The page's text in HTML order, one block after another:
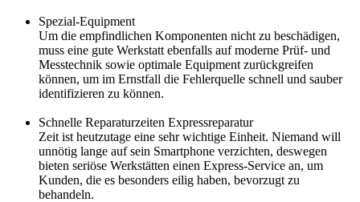
Spezial-Equipment
Um die empfindlichen Komponenten nicht zu beschädigen,
muss eine gute Werkstatt ebenfalls auf moderne Prüf- und
Messtechnik sowie optimale Equipment zurückgreifen
können, um im Ernstfall die Fehlerquelle schnell und sauber
identifizieren zu können.
Schnelle Reparaturzeiten Expressreparatur
Zeit ist heutzutage eine sehr wichtige Einheit. Niemand will
unnötig lange auf sein Smartphone verzichten, deswegen
bieten seriöse Werkstätten einen Express-Service an, um
Kunden, die es besonders eilig haben, bevorzugt zu
behandeln.